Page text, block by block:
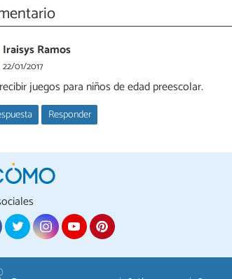
Iraisys Ramos
22/01/2017
juegos para niños de edad preescolar.
Responder
alex
17/11/2019
recibir gratis